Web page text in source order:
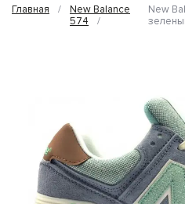
Главная /
New Balance
574
/
New